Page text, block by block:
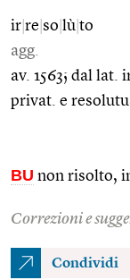
ir re so lù to
agg.
av. 1563; dal
privat. e
BU non risolto,
Correzioni e
Condividi